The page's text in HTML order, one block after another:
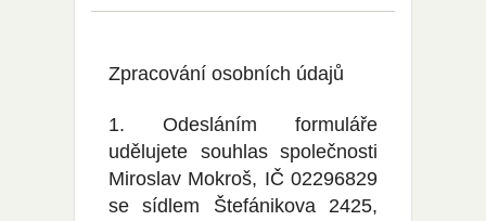
Zpracování osobních údajů
1. Odesláním formuláře
udělujete souhlas společnosti
Miroslav Mokroš, IČ 02296829
se sídlem Štefánikova 2425,